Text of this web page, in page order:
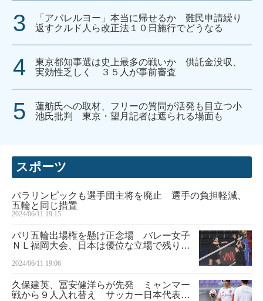
「アバレルヨー」本当に帰せるか 難民申請繰り
返すクルド人ら改正法１０日施行でどうなる
東京都知事選は史上最多の戦いか 供託金没収、
実効性乏しく ３５人が事前審査
蓮舫氏への取材、フリーの質問が活発も目立つ小
池氏批判 東京・望月記者は遮られる場面も
スポーツ
パラリンピックも選手団主将を廃止 選手の負担軽減、
五輪と同じ措置
2024/06/11 19:15
パリ五輪出場権を懸け正念場 バレー女子
ＮＬ福岡大会、日本は優位な立場で残り４
2024/06/11 19:06
久保建英、冨安健洋らが先発 ミャンマー
戦から９人入れ替え サッカー日本代表速